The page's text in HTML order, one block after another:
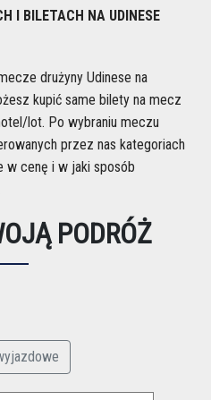
I BILETACH NA UDINESE
drużyny Udinese na
kupić same bilety na mecz
lot. Po wybraniu meczu
przez nas kategoriach
w cenę i w jaki sposób